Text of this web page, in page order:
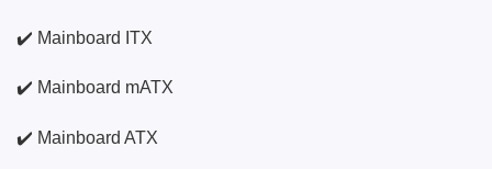
✔️ Mainboard ITX
✔️ Mainboard mATX
✔️ Mainboard ATX